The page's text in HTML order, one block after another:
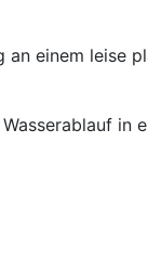
einem leise
in